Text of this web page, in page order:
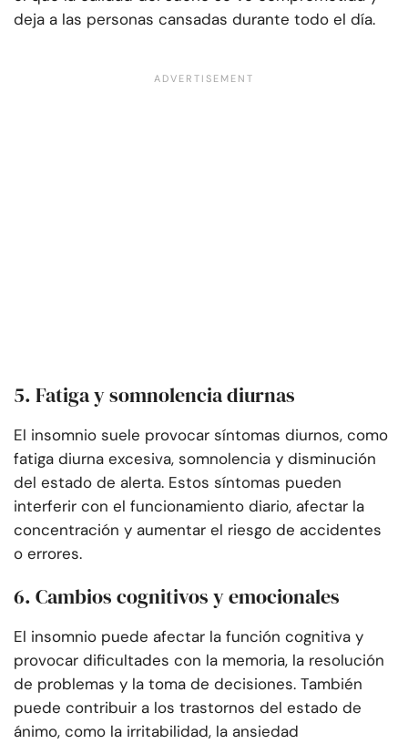
deja a las personas cansadas durante todo el día.
5. Fatiga y somnolencia diurnas
El insomnio suele provocar síntomas diurnos, como
fatiga diurna excesiva, somnolencia y disminución
del estado de alerta. Estos síntomas pueden
interferir con el funcionamiento diario, afectar la
concentración y aumentar el riesgo de accidentes
o errores.
6. Cambios cognitivos y emocionales
El insomnio puede afectar la función cognitiva y
provocar dificultades con la memoria, la resolución
de problemas y la toma de decisiones. También
puede contribuir a los trastornos del estado de
ánimo, como la irritabilidad, la ansiedad